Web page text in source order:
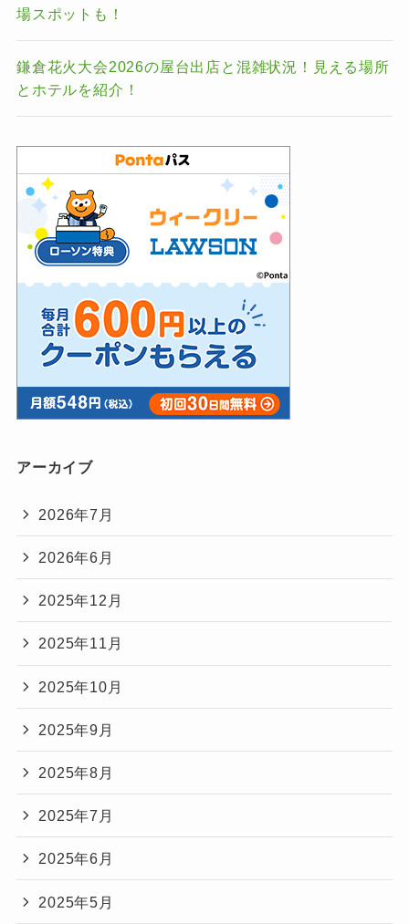
場スポットも！
鎌倉花火大会2026の屋台出店と混雑状況！見える場所
とホテルを紹介！
アーカイブ
2026年7月
2026年6月
2025年12月
2025年11月
2025年10月
2025年9月
2025年8月
2025年7月
2025年6月
2025年5月